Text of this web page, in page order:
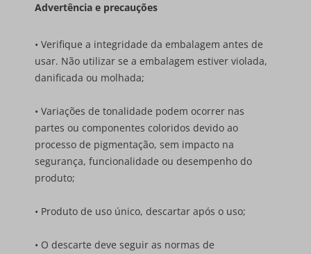
Advertência e precauções
• Verifique a integridade da embalagem antes de
usar. Não utilizar se a embalagem estiver violada,
danificada ou molhada;
• Variações de tonalidade podem ocorrer nas
partes ou componentes coloridos devido ao
processo de pigmentação, sem impacto na
segurança, funcionalidade ou desempenho do
produto;
• Produto de uso único, descartar após o uso;
• O descarte deve seguir as normas de